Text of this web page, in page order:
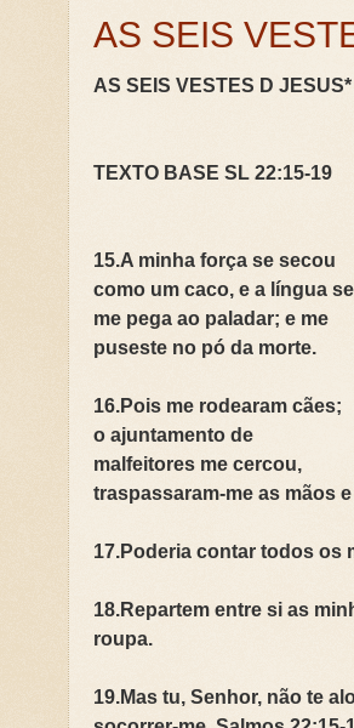
CURSO DE FORMAÇÃO
Guia prático: Como
💍CASAMENTO SEM
💍CASAMENTO SEM
JARDIM SEM CERCA:
REVELANDO O
Curso: Teologia Bíblica
Curso Completo: Teologia
Curso: Ezequiel: A
Curso: Êxodo: A Jornada
Curso: Teologia Bíblica
Curso: Quando a Glória
Curso Completo: Teologia
A Fé Define seus Limites
AS SEIS
AS SEIS VESTES D JESUS*
TEXTO BASE SL 22:15-19
15.A minha força se secou
como um caco, e a língua se
me pega ao paladar; e me
puseste no pó da morte.
16.Pois me rodearam cães;
o ajuntamento de
malfeitores me cercou,
traspassaram-me as mãos
17.Poderia contar todos os
18.Repartem entre si as
roupa.
19.Mas tu, Senhor, não te